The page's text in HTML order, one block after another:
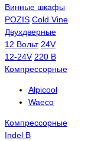
Винные шкафы
POZIS Сold Vine
Двухдверные
12 Вольт 24V
12-24V 220 В
Компрессорные
Alpicool
Waeco
Компрессорные
Indel B